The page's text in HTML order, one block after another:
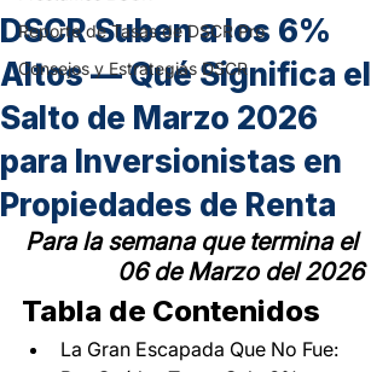
Reporte de Tasas de DSCR Pro
Consejos y Estrategias DSCR
DSCR Suben a los 6%
Altos — Qué Significa el
Salto de Marzo 2026
para Inversionistas en
Propiedades de Renta
Para la semana que termina el
06 de Marzo del 2026
Tabla de Contenidos
La Gran Escapada Que No Fue: